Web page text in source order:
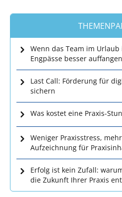
Wenn das Team im
Engpässe besser
Last Call: Förderung für
sichern
Was kostet eine Praxis-
Weniger Praxisstress,
Aufzeichnung für
Erfolg ist kein Zufall:
die Zukunft Ihrer Praxis